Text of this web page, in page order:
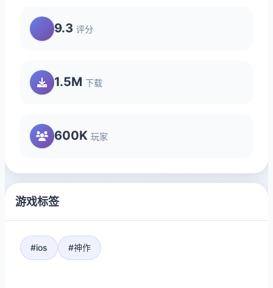
9.3 评分
1.5M 下载
600K 玩家
游戏标签
#ios #神作